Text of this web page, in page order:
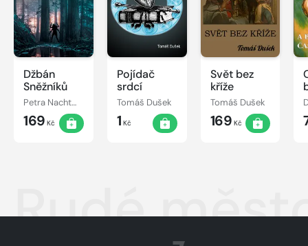
Džbán
Sněžníků
Petra Nachtmanová
169 Kč
Pojídač
srdcí
Tomáš Dušek
1 Kč
Svět bez
kříže
Tomáš Dušek
169 Kč
Rudé